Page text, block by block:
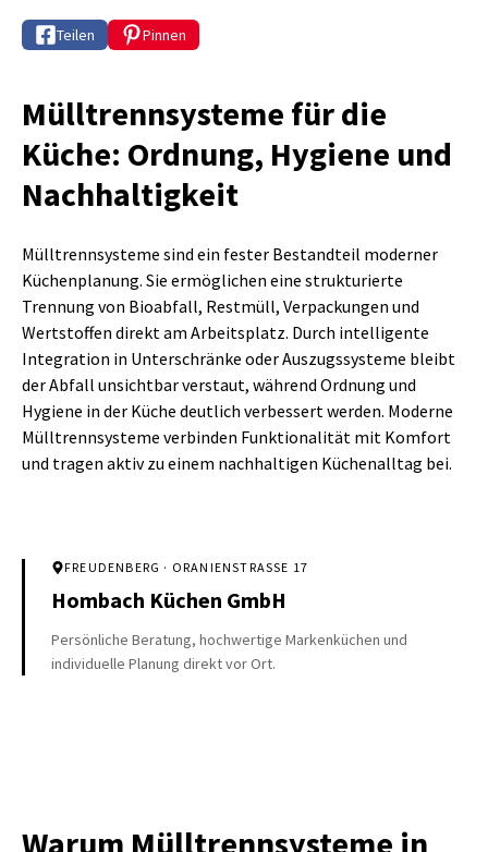
Teilen Pinnen
Mülltrennsysteme für die
Küche: Ordnung, Hygiene und
Nachhaltigkeit
Mülltrennsysteme sind ein fester Bestandteil moderner
Küchenplanung. Sie ermöglichen eine strukturierte
Trennung von Bioabfall, Restmüll, Verpackungen und
Wertstoffen direkt am Arbeitsplatz. Durch intelligente
Integration in Unterschränke oder Auszugssysteme bleibt
der Abfall unsichtbar verstaut, während Ordnung und
Hygiene in der Küche deutlich verbessert werden. Moderne
Mülltrennsysteme verbinden Funktionalität mit Komfort
und tragen aktiv zu einem nachhaltigen Küchenalltag bei.
FREUDENBERG · ORANIENSTRASSE 17
Hombach Küchen GmbH
Persönliche Beratung, hochwertige Markenküchen und
individuelle Planung direkt vor Ort.
Warum Mülltrennsysteme in